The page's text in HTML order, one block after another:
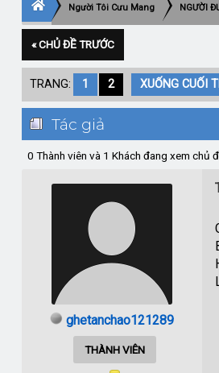
Người Tôi Cưu Mang NGƯỜI
« CHỦ ĐỀ TRƯỚC
TRANG: 1 2 XUỐNG CUỐI
Tác giả
0 Thành viên và 1 Khách đang xem chủ
ghetanchao121289
THÀNH VIÊN